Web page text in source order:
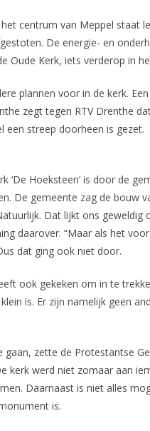
centrum van Meppel staat
De energie- en
Oude Kerk, iets verderop in
plannen voor in de kerk.
zegt tegen RTV Drenthe
een streep doorheen is gezet.
‘De Hoeksteen’ is door de
De gemeente zag de bouw
Dat lijkt ons geweldig
daarover. “Maar als het
dat ging ook niet door.
ook gekeken om in te
is. Er zijn namelijk geen
gaan, zette de Protestantse
kerk werd niet zomaar aan
Daarnaast is niet alles
is.